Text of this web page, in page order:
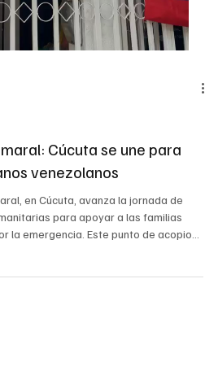
Cúcuta se une para
venezolanos
en Cúcuta, avanza la jornada de
para apoyar a las familias
la emergencia. Este punto de acopio
se suman con donaciones de
elementos de aseo, ropa en buen
de primera necesidad. La